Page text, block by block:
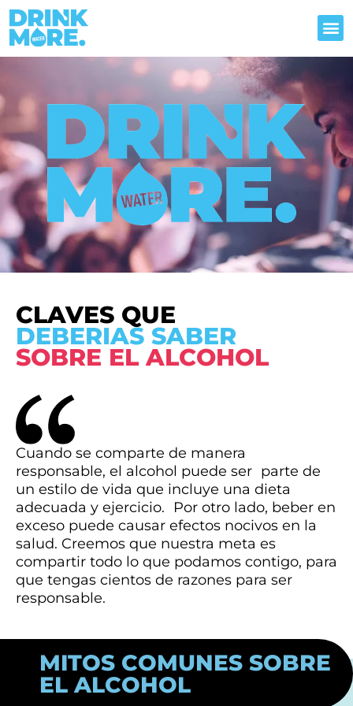
CLAVES QUE
DEBERIAS SABER
SOBRE EL ALCOHOL
Cuando se comparte de manera
responsable, el alcohol puede ser parte de
un estilo de vida que incluye una dieta
adecuada y ejercicio. Por otro lado, beber en
exceso puede causar efectos nocivos en la
salud. Creemos que nuestra meta es
compartir todo lo que podamos contigo, para
que tengas cientos de razones para ser
responsable.
MITOS COMUNES SOBRE
EL ALCOHOL